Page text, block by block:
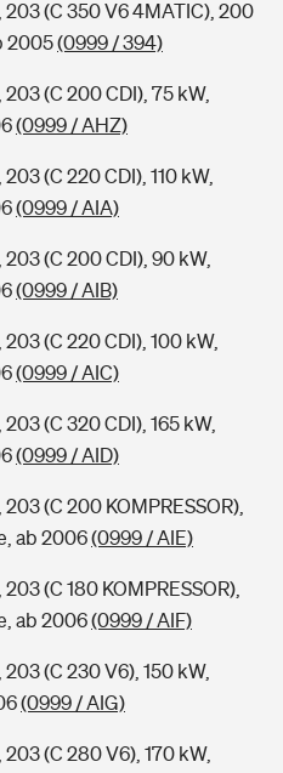
(C 350 V6 4MATIC), 200
2005(0999 / 394)
(C 200 CDI), 75 kW,
(0999 / AHZ)
(C 220 CDI), 110 kW,
(0999 / AIA)
(C 200 CDI), 90 kW,
(0999 / AIB)
(C 220 CDI), 100 kW,
(0999 / AIC)
(C 320 CDI), 165 kW,
(0999 / AID)
(C 200 KOMPRESSOR),
ab 2006(0999 / AIE)
(C 180 KOMPRESSOR),
ab 2006(0999 / AIF)
(C 230 V6), 150 kW,
(0999 / AIG)
(C 280 V6), 170 kW,